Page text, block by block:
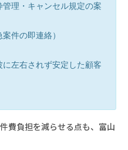
管理・キャンセル規定の案
案件の即連絡）
左右されず安定した顧客
費負担を減らせる点も、富山